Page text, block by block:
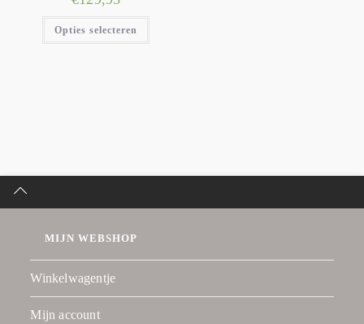
Opties selecteren
MIJN WEBSHOP
Winkelwagentje
Mijn account